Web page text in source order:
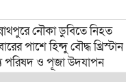
নৌকা ডুবিতে নিহত
পাশে হিন্দু বৌদ্ধ খ্রিস্টান
পরিষদ ও পূজা উদযাপন
নেতৃবৃন্দ